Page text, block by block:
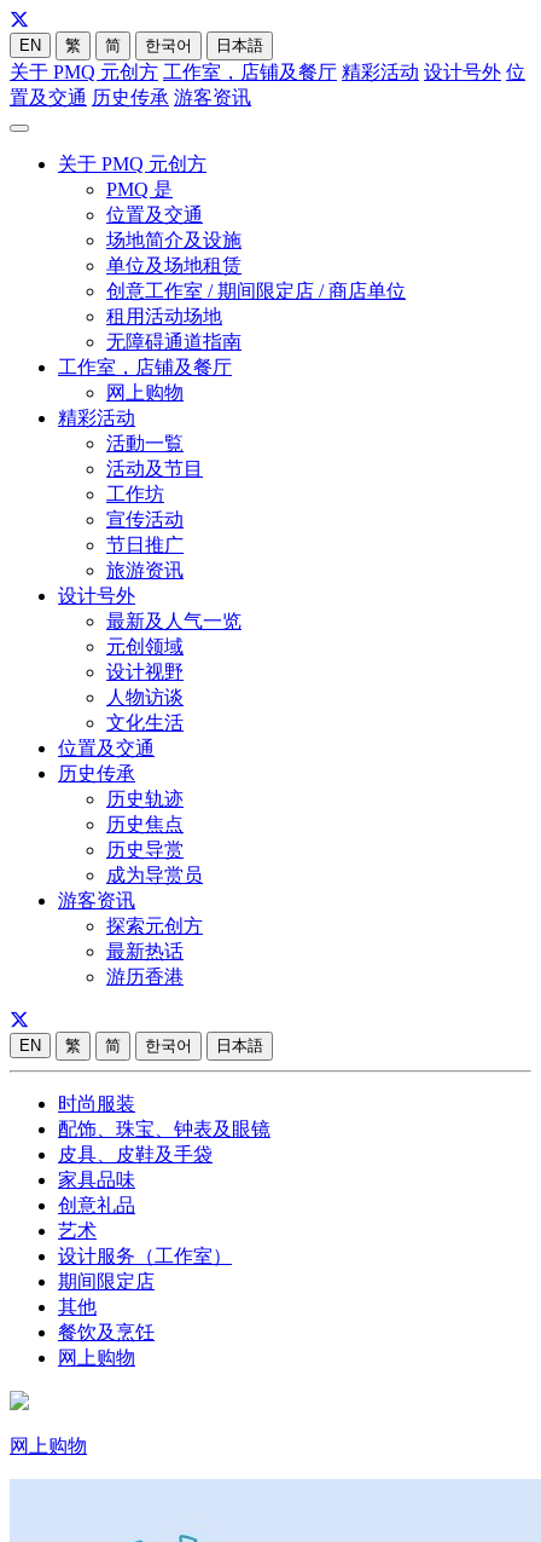
EN 繁 简 한국어 日本語
关于 PMQ 元创方 工作室，店铺及餐厅 精彩活动 设计号外 位
置及交通 历史传承 游客资讯
关于 PMQ 元创方
PMQ 是
位置及交通
场地简介及设施
单位及场地租赁
创意工作室 / 期间限定店 / 商店单位
租用活动场地
无障碍通道指南
工作室，店铺及餐厅
网上购物
精彩活动
活動一覧
活动及节目
工作坊
宣传活动
节日推广
旅游资讯
设计号外
最新及人气一览
元创领域
设计视野
人物访谈
文化生活
位置及交通
历史传承
历史轨迹
历史焦点
历史导赏
成为导赏员
游客资讯
探索元创方
最新热话
游历香港
EN 繁 简 한국어 日本語
时尚服装
配饰、珠宝、钟表及眼镜
皮具、皮鞋及手袋
家具品味
创意礼品
艺术
设计服务（工作室）
期间限定店
其他
餐饮及烹饪
网上购物
网上购物